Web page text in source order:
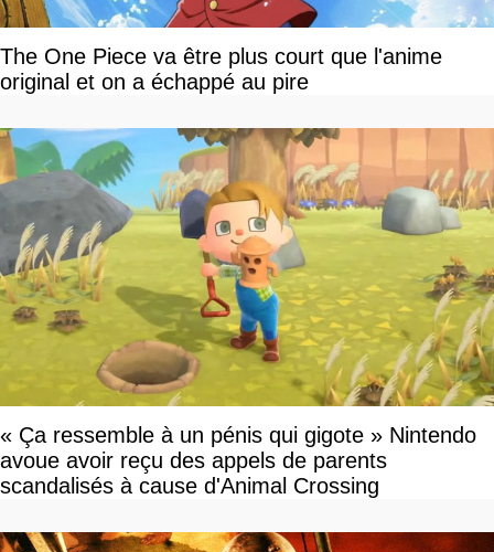
The One Piece va être plus court que l'anime
original et on a échappé au pire
« Ça ressemble à un pénis qui gigote » Nintendo
avoue avoir reçu des appels de parents
scandalisés à cause d'Animal Crossing